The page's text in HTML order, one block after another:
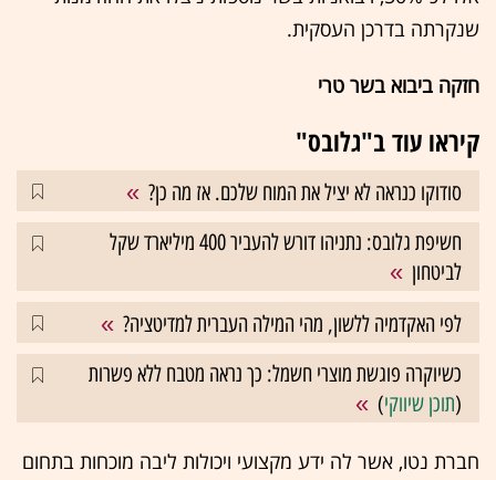
שנקרתה בדרכן העסקית.
חזקה ביבוא בשר טרי
קיראו עוד ב"גלובס"
סודוקו כנראה לא יציל את המוח שלכם. אז מה כן?
חשיפת גלובס: נתניהו דורש להעביר 400 מיליארד שקל
לביטחון
לפי האקדמיה ללשון, מהי המילה העברית למדיטציה?
כשיוקרה פוגשת מוצרי חשמל: כך נראה מטבח ללא פשרות
(תוכן שיווקי)
חברת נטו, אשר לה ידע מקצועי ויכולות ליבה מוכחות בתחום